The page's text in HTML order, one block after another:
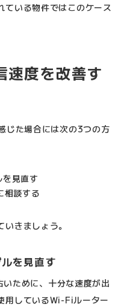
ている物件ではこのケース
速度を改善す
じた場合には次の3つの方
見直す
相談する
きましょう。
を見直す
ために、十分な速度が出
用しているWi-Fiルーター